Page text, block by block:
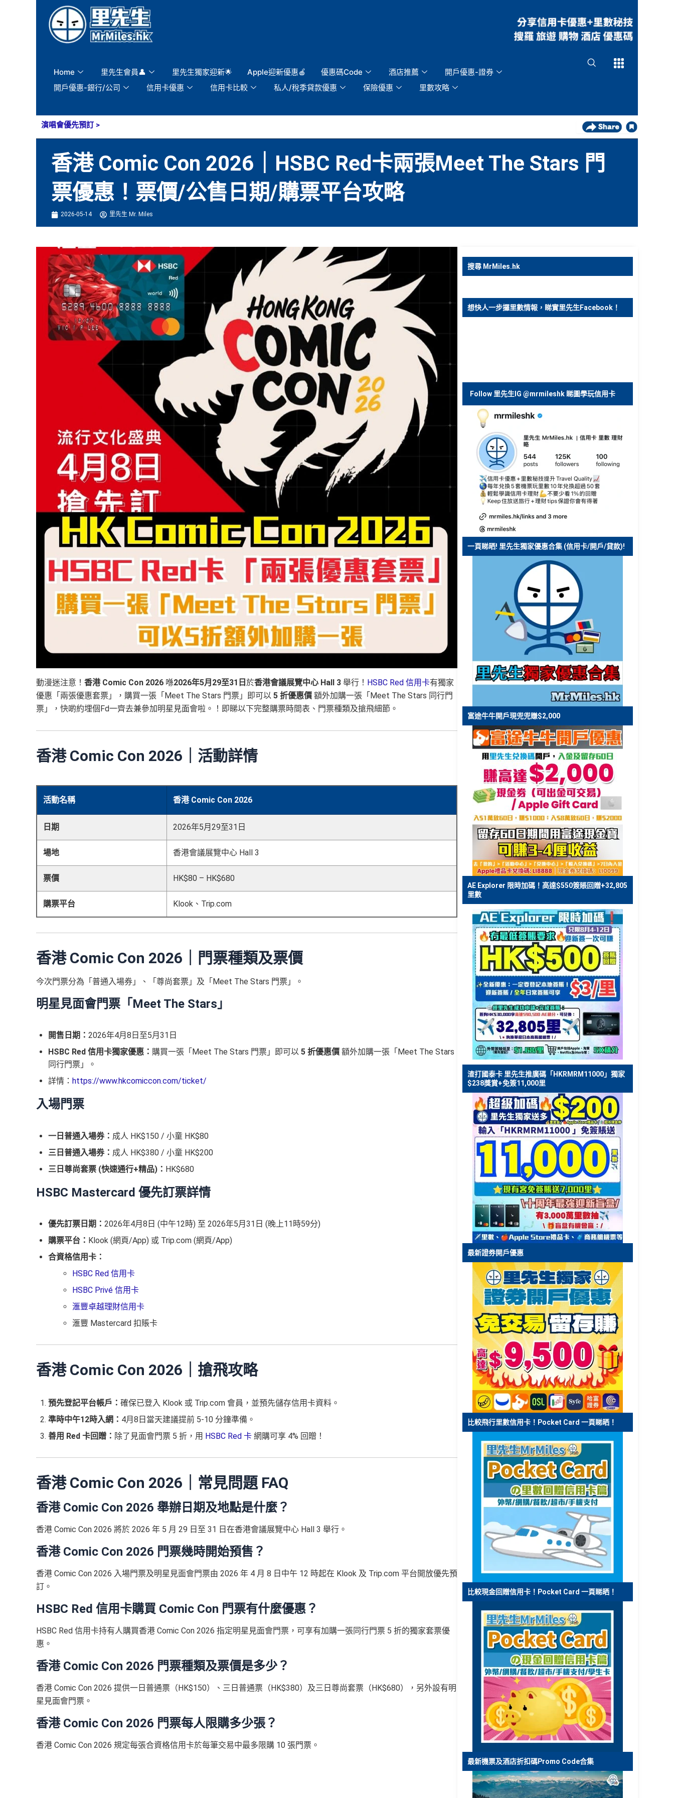
Home 里先生會員👤 里先生獨家迎新🌟 Apple迎新優惠🍎 優惠碼Code 酒店推薦
開戶優惠-證券
開戶優惠-銀行/公司
信用卡優惠 信用卡比較 私人/稅季貸款優惠 保險優惠 里數攻略
Open
演唱會優先預訂 >
香港 Comic Con 2026｜HSBC Red卡兩張Meet The Stars 門
票優惠！票價/公售日期/購票平台攻略
2026-05-14 里先生 Mr. Miles
動漫迷注意！ 香港 Comic Con 2026 喺2026年5月29至31日 於香港會議展覽中心 Hall 3 舉行！ HSBC Red 信用卡有獨家
優惠「兩張優惠套票」，購買一張「Meet The Stars 門票」即可以 5 折優惠價 額外加購一張「Meet The Stars 同行門
票」，快啲約埋個Fd一齊去兼參加明星見面會啦。！即睇以下完整購票時間表、門票種類及搶飛細節。
香港 Comic Con 2026｜活動詳情
活動名稱 香港 Comic Con 2026
日期 2026年5月29至31日
場地 香港會議展覽中心 Hall 3
票價 HK$80 – HK$680
購票平台 Klook、Trip.com
香港 Comic Con 2026｜門票種類及票價
今次門票分為「普通入場券」、「尊尚套票」及「Meet The Stars 門票」。
明星見面會門票「Meet The Stars」
開售日期： 2026年4月8日至5月31日
HSBC Red 信用卡獨家優惠： 購買一張「Meet The Stars 門票」即可以 5 折優惠價 額外加購一張「Meet The Stars
同行門票」。
詳情： https://www.hkcomiccon.com/ticket/
入場門票
一日普通入場券： 成人 HK$150 / 小童 HK$80
三日普通入場券： 成人 HK$380 / 小童 HK$200
三日尊尚套票 (快速通行+精品)： HK$680
HSBC Mastercard 優先訂票詳情
優先訂票日期： 2026年4月8日 (中午12時) 至 2026年5月31日 (晚上11時59分)
購票平台： Klook (網頁/App) 或 Trip.com (網頁/App)
合資格信用卡：
HSBC Red 信用卡
HSBC Privé 信用卡
滙豐卓越理財信用卡
滙豐 Mastercard 扣賬卡
香港 Comic Con 2026｜搶飛攻略
預先登記平台帳戶： 確保已登入 Klook 或 Trip.com 會員，並預先儲存信用卡資料。
準時中午12時入網： 4月8日當天建議提前 5-10 分鐘準備。
善用 Red 卡回贈： 除了見面會門票 5 折，用 HSBC Red 卡 網購可享 4% 回贈！
香港 Comic Con 2026｜常見問題 FAQ
香港 Comic Con 2026 舉辦日期及地點是什麼？
香港 Comic Con 2026 將於 2026 年 5 月 29 日至 31 日在香港會議展覽中心 Hall 3 舉行。
香港 Comic Con 2026 門票幾時開始預售？
香港 Comic Con 2026 入場門票及明星見面會門票由 2026 年 4 月 8 日中午 12 時起在 Klook 及 Trip.com 平台開放優先預
訂。
HSBC Red 信用卡購買 Comic Con 門票有什麼優惠？
HSBC Red 信用卡持有人購買香港 Comic Con 2026 指定明星見面會門票，可享有加購一張同行門票 5 折的獨家套票優
惠。
香港 Comic Con 2026 門票種類及票價是多少？
香港 Comic Con 2026 提供一日普通票（HK$150）、三日普通票（HK$380）及三日尊尚套票（HK$680），另外設有明
星見面會門票。
香港 Comic Con 2026 門票每人限購多少張？
香港 Comic Con 2026 規定每張合資格信用卡於每筆交易中最多限購 10 張門票。
搜尋 MrMiles.hk
想快人一步攞里數情報，睇實里先生Facebook！
Follow 里先生IG @mrmileshk 睇圖學玩信用卡
一頁睇晒! 里先生獨家優惠合集 (信用卡/開戶/貸款)!
富途牛牛開戶現兜兜賺$2,000
AE Explorer 限時加碼！高達$550簽賬回贈+32,805
里數
渣打國泰卡 里先生推廣碼「HKRMRM11000」獨家
$238獎賞+免簽11,000里
最新證券開戶優惠
比較飛行里數信用卡！Pocket Card 一頁睇晒！
比較現金回贈信用卡！Pocket Card 一頁睇晒！
最新機票及酒店折扣碼Promo Code合集